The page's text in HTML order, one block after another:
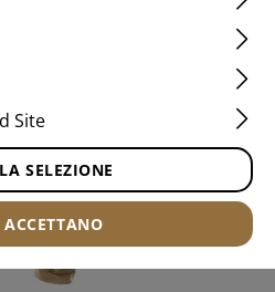
Site
SELEZIONE